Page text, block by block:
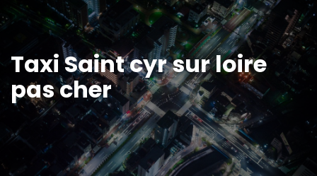
Taxi Saint cyr sur loire
pas cher